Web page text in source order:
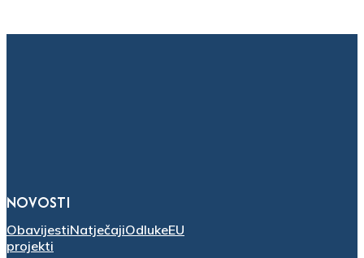
NOVOSTI
ObavijestiNatječajiOdlukeEU
projekti